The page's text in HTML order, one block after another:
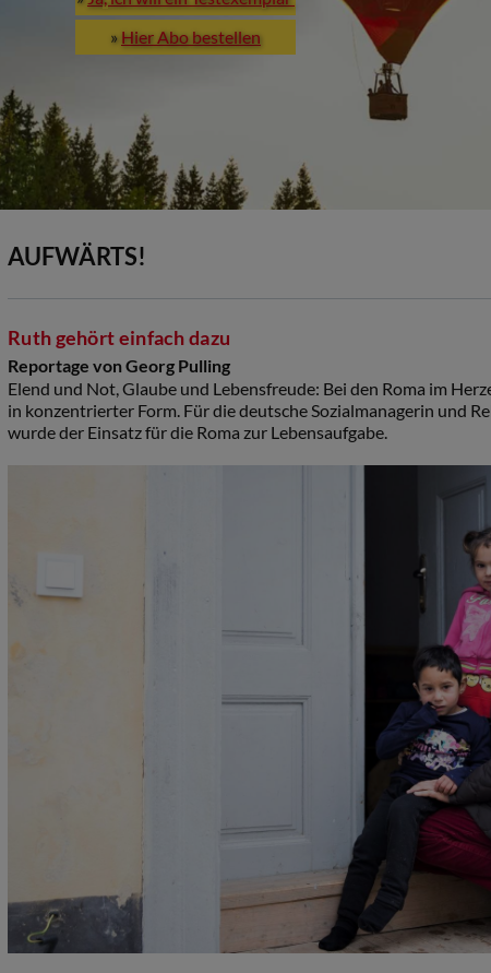
» Hier Abo bestellen
AUFWÄRTS!
Ruth gehört einfach dazu
Reportage von Georg Pulling
Elend und Not, Glaube und Lebensfreude: Bei den Roma im
in konzentrierter Form. Für die deutsche Sozialmanagerin und
wurde der Einsatz für die Roma zur Lebensaufgabe.